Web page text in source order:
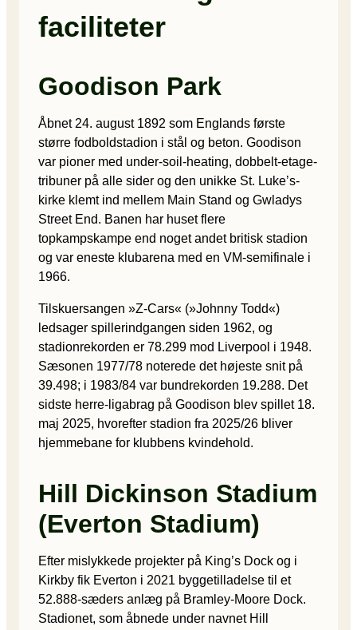
faciliteter
Goodison Park
Åbnet 24. august 1892 som Englands første
større fodboldstadion i stål og beton. Goodison
var pioner med under-soil-heating, dobbelt-etage-
tribuner på alle sider og den unikke St. Luke’s-
kirke klemt ind mellem Main Stand og Gwladys
Street End. Banen har huset flere
topkampskampe end noget andet britisk stadion
og var eneste klubarena med en VM-semifinale i
1966.
Tilskuersangen »Z-Cars« (»Johnny Todd«)
ledsager spillerindgangen siden 1962, og
stadionrekorden er 78.299 mod Liverpool i 1948.
Sæsonen 1977/78 noterede det højeste snit på
39.498; i 1983/84 var bundrekorden 19.288. Det
sidste herre-ligabrag på Goodison blev spillet 18.
maj 2025, hvorefter stadion fra 2025/26 bliver
hjemmebane for klubbens kvindehold.
Hill Dickinson Stadium
(Everton Stadium)
Efter mislykkede projekter på King’s Dock og i
Kirkby fik Everton i 2021 byggetilladelse til et
52.888-sæders anlæg på Bramley-Moore Dock.
Stadionet, som åbnede under navnet Hill